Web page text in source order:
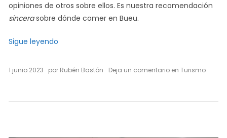
opiniones de otros sobre ellos. Es nuestra recomendación
sincerasobre dónde comer en Bueu.
Sigue leyendo«Dónde comer en Bueu: Ranking de sus 15
1 junio 2023 por Rubén Bastón Deja un comentarioon
en Turismo